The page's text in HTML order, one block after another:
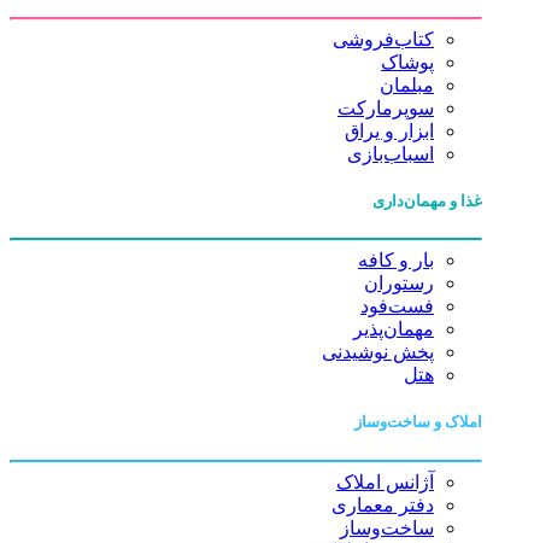
کتاب‌فروشی
پوشاک
مبلمان
سوپرمارکت
ابزار و یراق
اسباب‌بازی
غذا و مهمان‌داری
بار و کافه
رستوران
فست‌فود
مهمان‌پذیر
پخش نوشیدنی
هتل
املاک و ساخت‌وساز
آژانس املاک
دفتر معماری
ساخت‌وساز